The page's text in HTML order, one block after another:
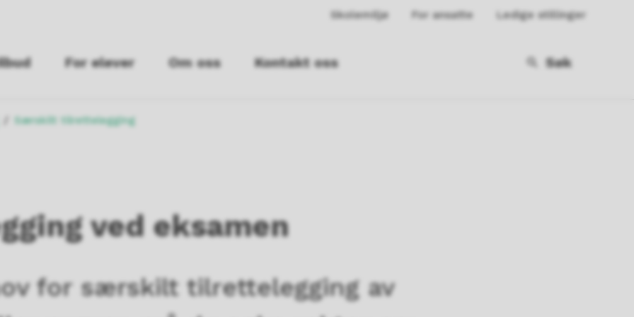
Skolemiljø For ansatte Ledige stillinger
For elever Om oss Kontakt oss Søk
Særskilt tilrettelegging
ved eksamen
for særskilt tilrettelegging av